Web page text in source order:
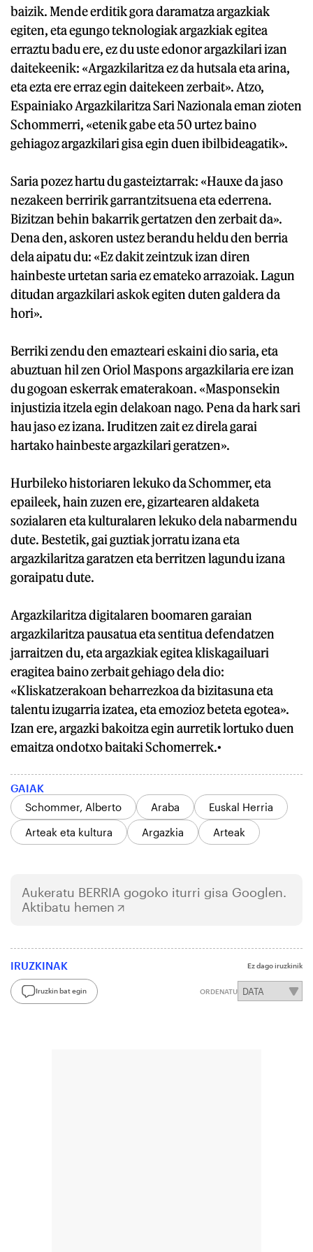
baizik. Mende erditik gora daramatza argazkiak
egiten, eta egungo teknologiak argazkiak egitea
erraztu badu ere, ez du uste edonor argazkilari izan
daitekeenik: «Argazkilaritza ez da hutsala eta arina,
eta ezta ere erraz egin daitekeen zerbait». Atzo,
Espainiako Argazkilaritza Sari Nazionala eman zioten
Schommerri, «etenik gabe eta 50 urtez baino
gehiagoz argazkilari gisa egin duen ibilbideagatik».
Saria pozez hartu du gasteiztarrak: «Hauxe da jaso
nezakeen berririk garrantzitsuena eta ederrena.
Bizitzan behin bakarrik gertatzen den zerbait da».
Dena den, askoren ustez berandu heldu den berria
dela aipatu du: «Ez dakit zeintzuk izan diren
hainbeste urtetan saria ez emateko arrazoiak. Lagun
ditudan argazkilari askok egiten duten galdera da
hori».
Berriki zendu den emazteari eskaini dio saria, eta
abuztuan hil zen Oriol Maspons argazkilaria ere izan
du gogoan eskerrak ematerakoan. «Masponsekin
injustizia itzela egin delakoan nago. Pena da hark sari
hau jaso ez izana. Iruditzen zait ez direla garai
hartako hainbeste argazkilari geratzen».
Hurbileko historiaren lekuko da Schommer, eta
epaileek, hain zuzen ere, gizartearen aldaketa
sozialaren eta kulturalaren lekuko dela nabarmendu
dute. Bestetik, gai guztiak jorratu izana eta
argazkilaritza garatzen eta berritzen lagundu izana
goraipatu dute.
Argazkilaritza digitalaren boomaren garaian
argazkilaritza pausatua eta sentitua defendatzen
jarraitzen du, eta argazkiak egitea kliskagailuari
eragitea baino zerbait gehiago dela dio:
«Kliskatzerakoan beharrezkoa da bizitasuna eta
talentu izugarria izatea, eta emozioz beteta egotea».
Izan ere, argazki bakoitza egin aurretik lortuko duen
emaitza ondotxo baitaki Schomerrek.•
GAIAK
Schommer, Alberto
Araba
Euskal Herria
Arteak eta kultura
Argazkia Arteak
Aukeratu BERRIA gogoko iturri gisa Googlen.
Aktibatu hemen
IRUZKINAK Ez dago iruzkinik
Iruzkin bat egin ORDENATU